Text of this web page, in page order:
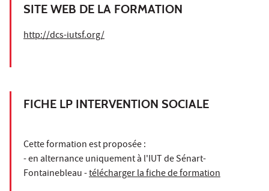
SITE WEB DE LA FORMATION
http://dcs-iutsf.org/
FICHE LP INTERVENTION SOCIALE
Cette formation est proposée :
- en alternance uniquement à l'IUT de Sénart-
Fontainebleau -télécharger la fiche de formation